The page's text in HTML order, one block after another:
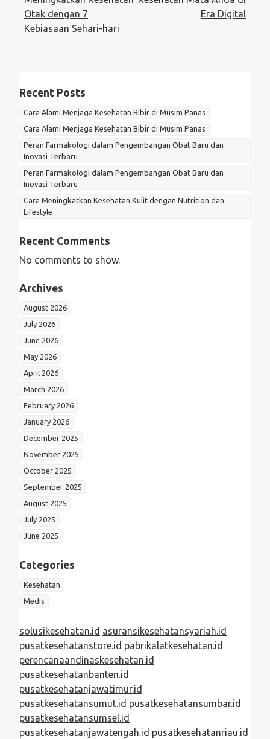
Otak dengan 7
Kebiasaan Sehari-hari
Era Digital
Recent Posts
Cara Alami Menjaga Kesehatan Bibir di Musim Panas
Cara Alami Menjaga Kesehatan Bibir di Musim Panas
Peran Farmakologi dalam Pengembangan Obat Baru dan
Inovasi Terbaru
Peran Farmakologi dalam Pengembangan Obat Baru dan
Inovasi Terbaru
Cara Meningkatkan Kesehatan Kulit dengan Nutrition dan
Lifestyle
Recent Comments
No comments to show.
Archives
August 2026
July 2026
June 2026
May 2026
April 2026
March 2026
February 2026
January 2026
December 2025
November 2025
October 2025
September 2025
August 2025
July 2025
June 2025
Categories
Kesehatan
Medis
solusikesehatan.id asuransikesehatansyariah.id
pusatkesehatanstore.id pabrikalatkesehatan.id
perencanaandinaskesehatan.id
pusatkesehatanbanten.id
pusatkesehatanjawatimur.id
pusatkesehatansumut.id pusatkesehatansumbar.id
pusatkesehatansumsel.id
pusatkesehatanjawatengah.id pusatkesehatanriau.id